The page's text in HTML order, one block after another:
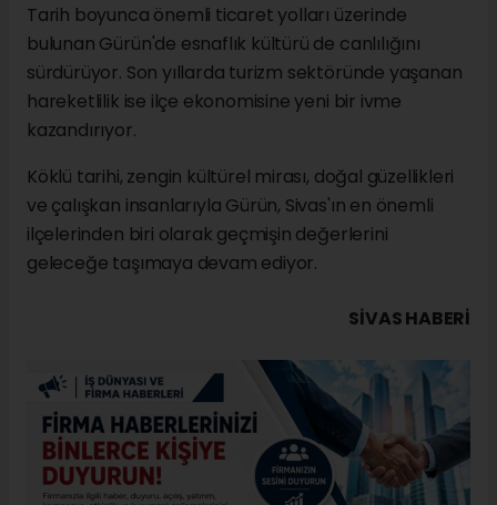
Tarih boyunca önemli ticaret yolları üzerinde
bulunan Gürün'de esnaflık kültürü de canlılığını
sürdürüyor. Son yıllarda turizm sektöründe yaşanan
hareketlilik ise ilçe ekonomisine yeni bir ivme
kazandırıyor.
Köklü tarihi, zengin kültürel mirası, doğal güzellikleri
ve çalışkan insanlarıyla Gürün, Sivas'ın en önemli
ilçelerinden biri olarak geçmişin değerlerini
geleceğe taşımaya devam ediyor.
SIVAS HABERİ